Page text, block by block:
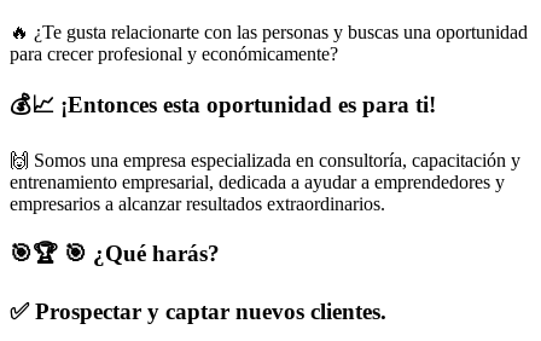
🔥 ¿Te gusta relacionarte con las personas y buscas una oportunidad
para crecer profesional y económicamente?
💰📈 ¡Entonces esta oportunidad es para ti!
🙌 Somos una empresa especializada en consultoría, capacitación y
entrenamiento empresarial, dedicada a ayudar a emprendedores y
empresarios a alcanzar resultados extraordinarios.
🎯🏆 🎯 ¿Qué harás?
✅ Prospectar y captar nuevos clientes.